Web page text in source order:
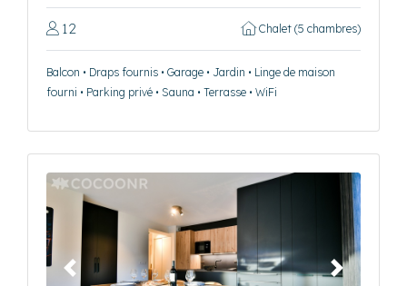
12 Chalet (5 chambres)
Balcon • Draps fournis • Garage • Jardin • Linge de maison
fourni • Parking privé • Sauna • Terrasse • WiFi
Précédent Suivant